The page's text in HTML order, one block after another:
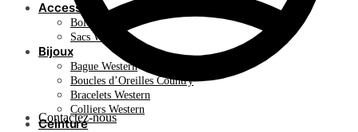
Contactez-nous
Accessoire
Bolo Tie
Sacs Western
Bijoux
Bague Western
Boucles d’Oreilles Country
Bracelets Western
Colliers Western
Ceinture